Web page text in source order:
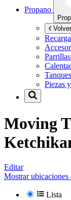
Propano
Piezas
Moving
Editar
Mostrar ubicaciones
Lista